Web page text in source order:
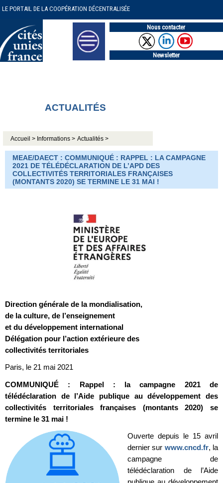
LE PORTAIL DE LA COOPÉRATION DÉCENTRALISÉE
Nous contacter
Newsletter
ACTUALITÉS
Accueil > Informations > Actualités >
MEAE/DAECT : COMMUNIQUÉ : RAPPEL : LA CAMPAGNE
2021 DE TÉLÉDÉCLARATION DE L’APD DES
COLLECTIVITÉS TERRITORIALES FRANÇAISES
(MONTANTS 2020) SE TERMINE LE 31 MAI !
Direction générale de la mondialisation,
de la culture, de l’enseignement
et du développement international
Délégation pour l’action extérieure des
collectivités territoriales
Paris, le 21 mai 2021
COMMUNIQUÉ : Rappel : la campagne 2021 de
télédéclaration de l’Aide publique au développement des
collectivités territoriales françaises (montants 2020) se
termine le 31 mai !
Ouverte depuis le 15 avril
dernier sur www.cncd.fr, la
campagne de
télédéclaration de l’Aide